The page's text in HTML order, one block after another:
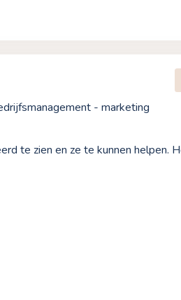
- marketing
te zien en ze te kunnen helpen.